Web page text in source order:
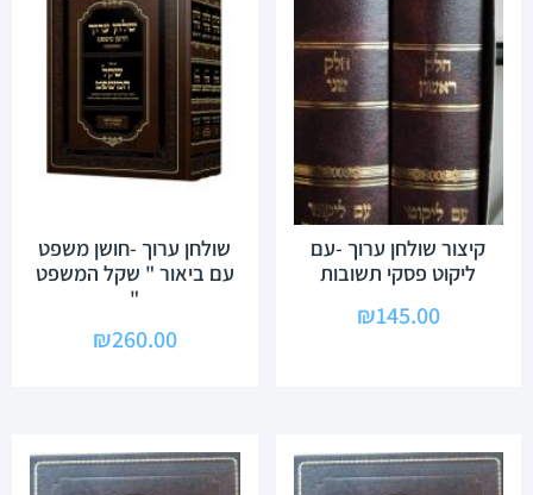
קיצור שולחן ערוך -עם
ליקוט פסקי תשובות
₪145.00
שולחן ערוך -חושן משפט
עם ביאור " שקל המשפט
"
₪260.00